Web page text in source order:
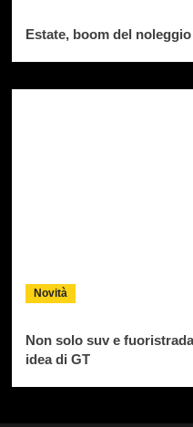
Estate, boom del
Novità
Non solo suv e
idea di GT